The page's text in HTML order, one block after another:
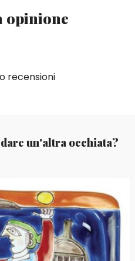
opinione
recensioni
un'altra occhiata?